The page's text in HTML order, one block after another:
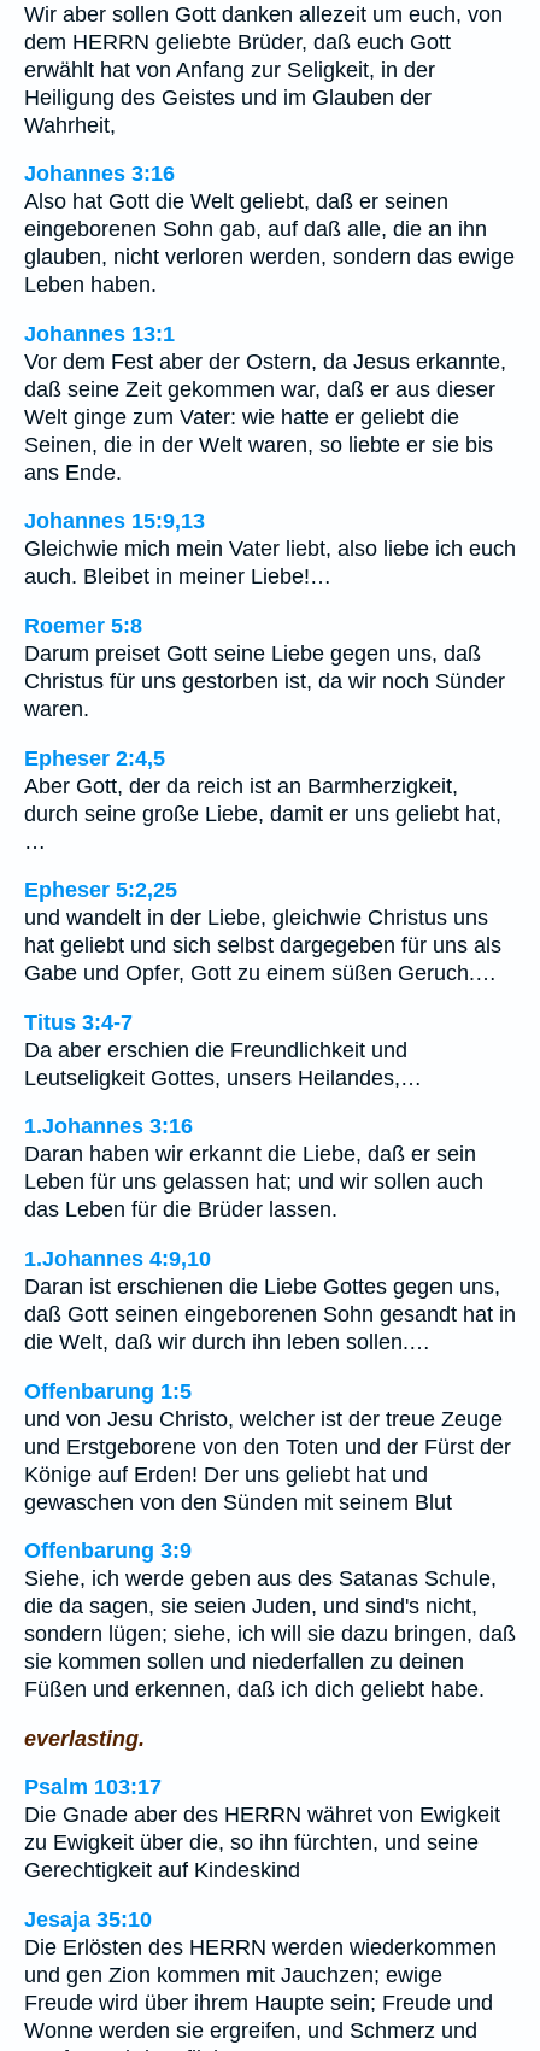
Wir aber sollen Gott danken allezeit um euch, von
dem HERRN geliebte Brüder, daß euch Gott
erwählt hat von Anfang zur Seligkeit, in der
Heiligung des Geistes und im Glauben der
Wahrheit,
Johannes 3:16
Also hat Gott die Welt geliebt, daß er seinen
eingeborenen Sohn gab, auf daß alle, die an ihn
glauben, nicht verloren werden, sondern das ewige
Leben haben.
Johannes 13:1
Vor dem Fest aber der Ostern, da Jesus erkannte,
daß seine Zeit gekommen war, daß er aus dieser
Welt ginge zum Vater: wie hatte er geliebt die
Seinen, die in der Welt waren, so liebte er sie bis
ans Ende.
Johannes 15:9,13
Gleichwie mich mein Vater liebt, also liebe ich euch
auch. Bleibet in meiner Liebe!…
Roemer 5:8
Darum preiset Gott seine Liebe gegen uns, daß
Christus für uns gestorben ist, da wir noch Sünder
waren.
Epheser 2:4,5
Aber Gott, der da reich ist an Barmherzigkeit,
durch seine große Liebe, damit er uns geliebt hat,
…
Epheser 5:2,25
und wandelt in der Liebe, gleichwie Christus uns
hat geliebt und sich selbst dargegeben für uns als
Gabe und Opfer, Gott zu einem süßen Geruch.…
Titus 3:4-7
Da aber erschien die Freundlichkeit und
Leutseligkeit Gottes, unsers Heilandes,…
1.Johannes 3:16
Daran haben wir erkannt die Liebe, daß er sein
Leben für uns gelassen hat; und wir sollen auch
das Leben für die Brüder lassen.
1.Johannes 4:9,10
Daran ist erschienen die Liebe Gottes gegen uns,
daß Gott seinen eingeborenen Sohn gesandt hat in
die Welt, daß wir durch ihn leben sollen.…
Offenbarung 1:5
und von Jesu Christo, welcher ist der treue Zeuge
und Erstgeborene von den Toten und der Fürst der
Könige auf Erden! Der uns geliebt hat und
gewaschen von den Sünden mit seinem Blut
Offenbarung 3:9
Siehe, ich werde geben aus des Satanas Schule,
die da sagen, sie seien Juden, und sind's nicht,
sondern lügen; siehe, ich will sie dazu bringen, daß
sie kommen sollen und niederfallen zu deinen
Füßen und erkennen, daß ich dich geliebt habe.
everlasting.
Psalm 103:17
Die Gnade aber des HERRN währet von Ewigkeit
zu Ewigkeit über die, so ihn fürchten, und seine
Gerechtigkeit auf Kindeskind
Jesaja 35:10
Die Erlösten des HERRN werden wiederkommen
und gen Zion kommen mit Jauchzen; ewige
Freude wird über ihrem Haupte sein; Freude und
Wonne werden sie ergreifen, und Schmerz und